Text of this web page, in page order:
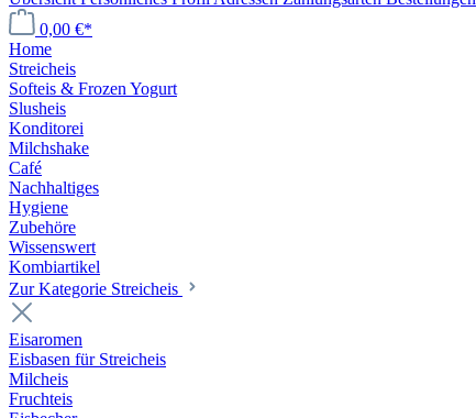
0,00 €*
Home
Streicheis
Softeis & Frozen Yogurt
Slusheis
Konditorei
Milchshake
Café
Nachhaltiges
Hygiene
Zubehöre
Wissenswert
Kombiartikel
Zur Kategorie Streicheis
Eisaromen
Eisbasen für Streicheis
Milcheis
Fruchteis